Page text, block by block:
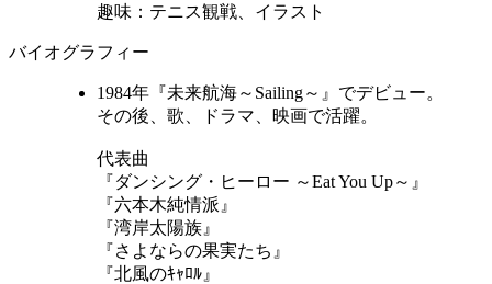
趣味：テニス観戦、イラスト
バイオグラフィー
1984年『未来航海～Sailing～』でデビュー。
その後、歌、ドラマ、映画で活躍。
代表曲
『ダンシング・ヒーロー ～Eat You Up～』
『六本木純情派』
『湾岸太陽族』
『さよならの果実たち』
『北風のｷｬﾛﾙ』